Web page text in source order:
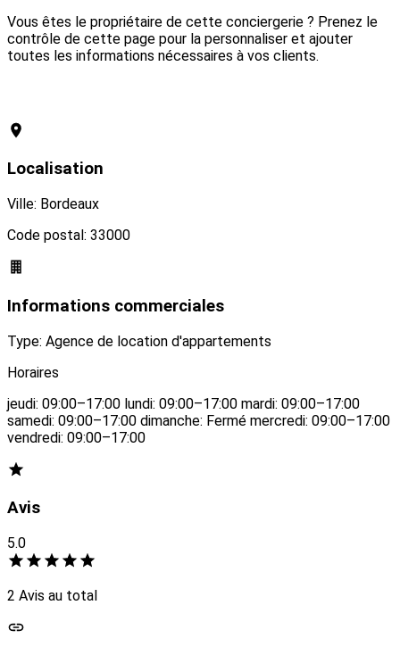
Vous êtes le propriétaire de cette conciergerie ? Prenez le
contrôle de cette page pour la personnaliser et ajouter
toutes les informations nécessaires à vos clients.
Localisation
Ville: Bordeaux
Code postal: 33000
Informations commerciales
Type: Agence de location d'appartements
Horaires
jeudi: 09:00–17:00 lundi: 09:00–17:00 mardi: 09:00–17:00
samedi: 09:00–17:00 dimanche: Fermé mercredi: 09:00–17:00
vendredi: 09:00–17:00
Avis
5.0
2 Avis au total